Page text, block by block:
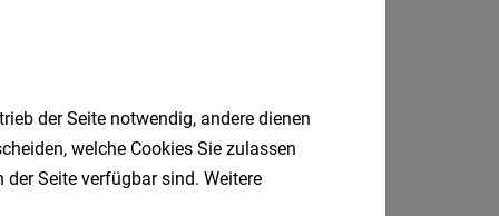
der Seite notwendig, andere dienen
welche Cookies Sie zulassen
Seite verfügbar sind. Weitere